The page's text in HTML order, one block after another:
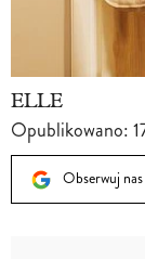
ELLE
Opublikowano:
Obserwuj